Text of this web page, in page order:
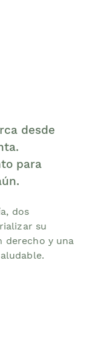
desde
para
dos
su
derecho y una